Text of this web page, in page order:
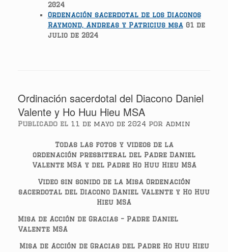
2024
Ordenación sacerdotal de los Diaconos
Raymond, Andreas y Patricius msa 01 de
julio de 2024
Ordinación sacerdotal del Diacono Daniel
Valente y Ho Huu Hieu MSA
Publicado el 11 de mayo de 2024 por admin
Todas las fotos y videos de la
ordenación presbiteral del Padre Daniel
Valente MSA y del Padre Ho Huu Hieu MSA
Video sin sonido de la Misa Ordenación
sacerdotal del Diacono Daniel Valente y Ho Huu
Hieu MSA
Misa de Acción de Gracias – Padre Daniel
Valente MSA
Misa de Acción de Gracias del Padre Ho Huu Hieu